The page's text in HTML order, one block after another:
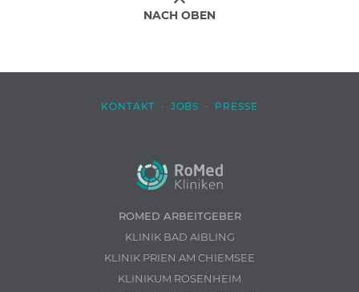
NACH OBEN
KONTAKT · JOBS · PRESSE
ROMED ARBEITGEBER
KLINIK BAD AIBLING
KLINIK PRIEN AM CHIEMSEE
KLINIKUM ROSENHEIM